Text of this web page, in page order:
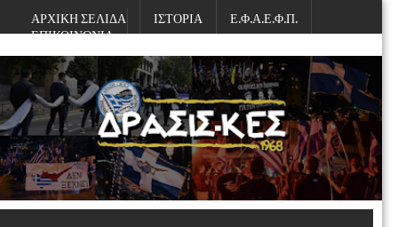
ΑΡΧΙΚΗ ΣΕΛΙΔΑ ΙΣΤΟΡΙΑ
Ε.Φ.Α.Ε.Φ.Π.
ΕΠΙΚΟΙΝΩΝΙΑ
Κυριακή, Αυγούστου 09, 2026